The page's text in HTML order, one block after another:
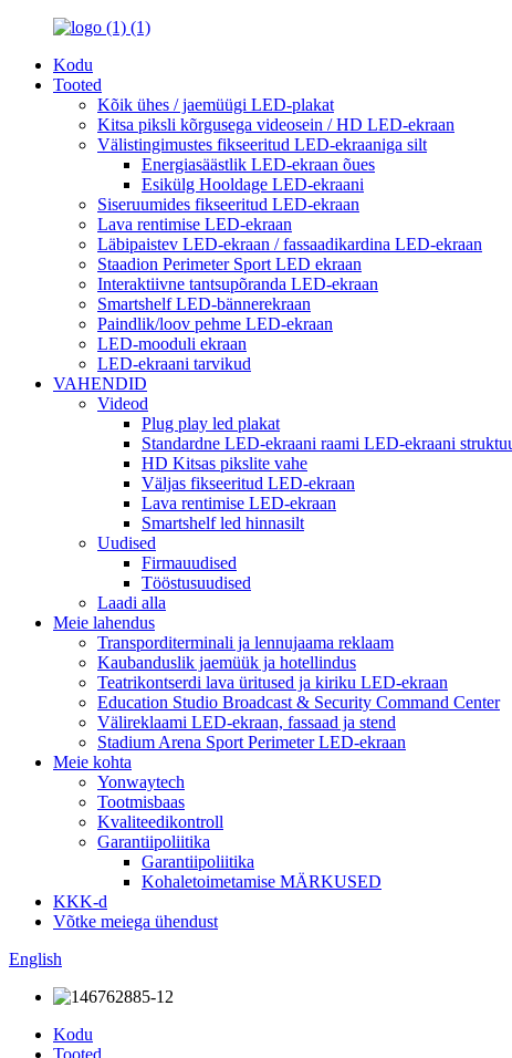
Kodu
Tooted
Kõik ühes / jaemüügi LED-plakat
Kitsa piksli kõrgusega videosein / HD LED-ekraan
Välistingimustes fikseeritud LED-ekraaniga silt
Energiasäästlik LED-ekraan õues
Esikülg Hooldage LED-ekraani
Siseruumides fikseeritud LED-ekraan
Lava rentimise LED-ekraan
Läbipaistev LED-ekraan / fassaadikardina LED-ekraan
Staadion Perimeter Sport LED ekraan
Interaktiivne tantsupõranda LED-ekraan
Smartshelf LED-bännerekraan
Paindlik/loov pehme LED-ekraan
LED-mooduli ekraan
LED-ekraani tarvikud
VAHENDID
Videod
Plug play led plakat
Standardne LED-ekraani raami LED-ekraani
HD Kitsas pikslite vahe
Väljas fikseeritud LED-ekraan
Lava rentimise LED-ekraan
Smartshelf led hinnasilt
Uudised
Firmauudised
Tööstusuudised
Laadi alla
Meie lahendus
Transporditerminali ja lennujaama reklaam
Kaubanduslik jaemüük ja hotellindus
Teatrikontserdi lava üritused ja kiriku LED-ekraan
Education Studio Broadcast & Security Command Center
Välireklaami LED-ekraan, fassaad ja stend
Stadium Arena Sport Perimeter LED-ekraan
Meie kohta
Yonwaytech
Tootmisbaas
Kvaliteedikontroll
Garantiipoliitika
Garantiipoliitika
Kohaletoimetamise MÄRKUSED
KKK-d
Võtke meiega ühendust
English
Kodu
Tooted